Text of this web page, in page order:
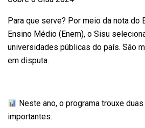
Para que serve? Por meio da nota do
Ensino Médio (Enem), o Sisu
universidades públicas do país. São
em disputa.
Neste ano, o programa trouxe
importantes: